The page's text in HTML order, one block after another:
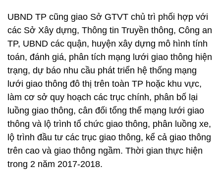
UBND TP cũng giao Sở GTVT chủ trì phối hợp với
các Sở Xây dựng, Thông tin Truyền thông, Công an
TP, UBND các quận, huyện xây dựng mô hình tính
toán, đánh giá, phân tích mạng lưới giao thông hiện
trạng, dự báo nhu cầu phát triển hệ thống mạng
lưới giao thông đô thị trên toàn TP hoặc khu vực,
làm cơ sở quy hoạch các trục chính, phân bố lại
luồng giao thông, cân đối tổng thể mạng lưới giao
thông và lộ trình tổ chức giao thông, phân luồng xe,
lộ trình đầu tư các trục giao thông, kể cả giao thông
trên cao và giao thông ngầm. Thời gian thực hiện
trong 2 năm 2017-2018.